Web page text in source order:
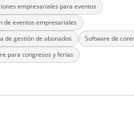
empresariales para eventos
de eventos empresariales
de gestión de abonados
Software de
para congresos y ferias